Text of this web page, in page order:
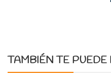
TAMBIÉN TE PUEDE